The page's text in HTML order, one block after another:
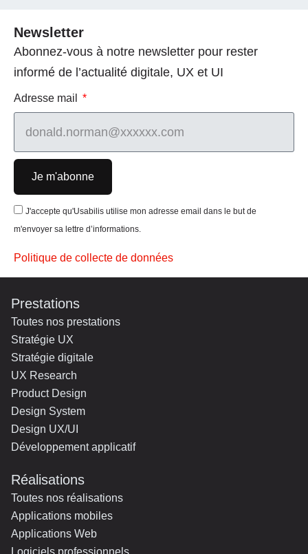
Newsletter
Abonnez-vous à notre newsletter pour rester
informé de l’actualité digitale, UX et UI
Adresse mail
Je m'abonne
J'accepte qu'Usabilis utilise mon adresse email dans le but de
m'envoyer sa lettre d’informations.
Politique de collecte de données
Prestations
Toutes nos prestations
Stratégie UX
Stratégie digitale
UX Research
Product Design
Design System
Design UX/UI
Développement applicatif
Réalisations
Toutes nos réalisations
Applications mobiles
Applications Web
Logiciels professionnels